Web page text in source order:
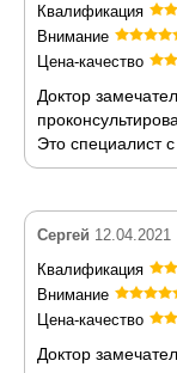
Квалификация
Внимание
Цена-качество
Доктор
Это специалист
Сергей 12.04.2021
Квалификация
Внимание
Цена-качество
Доктор